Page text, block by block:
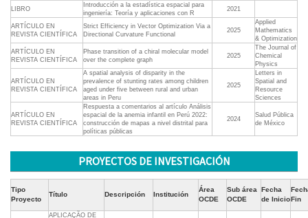
LIBRO
Introducción a la estadística espacial para
ingeniería: Teoría y aplicaciones con R
2021
ARTÍCULO EN
REVISTA CIENTÍFICA
Strict Efficiency in Vector Optimization Via a
Directional Curvature Functional
2025
Applied
Mathematics
& Optimization
ARTÍCULO EN
REVISTA CIENTÍFICA
Phase transition of a chiral molecular model
over the complete graph
2025
The Journal of
Chemical
Physics
ARTÍCULO EN
REVISTA CIENTÍFICA
A spatial analysis of disparity in the
prevalence of stunting rates among children
aged under five between rural and urban
areas in Peru
2025
Letters in
Spatial and
Resource
Sciences
ARTÍCULO EN
REVISTA CIENTÍFICA
Respuesta a comentarios al artículo Análisis
espacial de la anemia infantil en Perú 2022:
construcción de mapas a nivel distrital para
políticas públicas
2024
Salud Pública
de México
PROYECTOS DE INVESTIGACIÓN
Tipo
Proyecto
Título Descripción Institución
Área
OCDE
Sub área
OCDE
Fecha
de InicioFin
APLICAÇÃO DE